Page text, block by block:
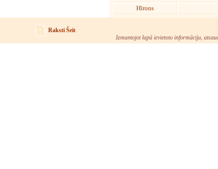
Hīrons
Raksti Šeit
Izmantojot lapā ievietoto informāciju,